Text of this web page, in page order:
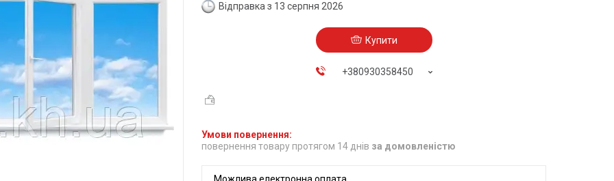
Відправка з 13 серпня 2026
Купити
+380930358450
повернення товару протягом 14 днів за домовленістю